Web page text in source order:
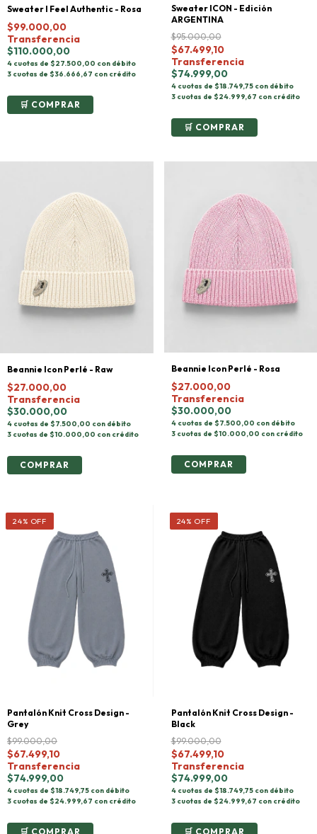
Sweater I Feel Authentic - Rosa
$99.000,00
Transferencia
$110.000,00
4 cuotas de $27.500,00 con débito
3 cuotas de $36.666,67 con crédito
COMPRAR
Sweater ICON - Edición
ARGENTINA
$95.000,00
$67.499,10
Transferencia
$74.999,00
4 cuotas de $18.749,75 con débito
3 cuotas de $24.999,67 con crédito
COMPRAR
Beannie Icon Perlé - Raw
$27.000,00
Transferencia
$30.000,00
4 cuotas de $7.500,00 con débito
3 cuotas de $10.000,00 con crédito
Beannie Icon Perlé - Rosa
$27.000,00
Transferencia
$30.000,00
4 cuotas de $7.500,00 con débito
3 cuotas de $10.000,00 con crédito
24% OFF
Pantalón Knit Cross Design -
Grey
$99.000,00
$67.499,10
Transferencia
$74.999,00
4 cuotas de $18.749,75 con débito
3 cuotas de $24.999,67 con crédito
COMPRAR
24% OFF
Pantalón Knit Cross Design -
Black
$99.000,00
$67.499,10
Transferencia
$74.999,00
4 cuotas de $18.749,75 con débito
3 cuotas de $24.999,67 con crédito
COMPRAR